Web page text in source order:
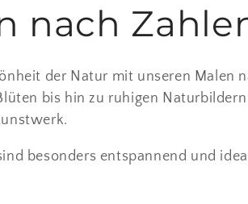
nach
der Natur mit unseren Malen
bis hin zu ruhigen
besonders entspannend und